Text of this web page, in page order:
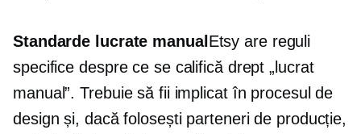
Standarde lucrate manual Etsy are reguli
specifice despre ce se califică drept „lucrat
manual”. Trebuie să fii implicat în procesul de
design și, dacă folosești parteneri de producție,